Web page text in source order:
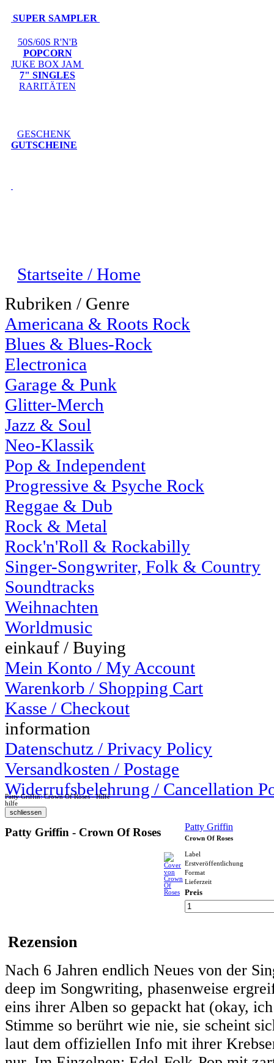
SUPER SAMPLER
50S/60S R'N'B
POPCORN
JUKE BOX JAM
7" SINGLES
RARITÄTEN
GESCHENK
GUTSCHEINE
Startseite / Home
Rubriken / Genre
Americana & Roots Rock
Blues & Blues-Rock
Electronica
Garage & Punk
Glitter-Merch
Jazz & Soul
Neo-Klassik
Pop & Independent
Progressive & Psyche Rock
Reggae & Dub
Rock & Metal
Rock'n'Roll & Rockabilly
Singer-Songwriter, Folk & Country
Soundtracks
Weihnachten
Worldmusic
einkauf / Buying
Mein Konto / My Account
Warenkorb / Shopping Cart
Kasse / Checkout
information
Datenschutz / Privacy Policy
Versandkosten / Postage
Widerrufsbelehrung / Cancellation
Patty Griffin: Crown Of Roses - Hilfe
hilfe
Patty Griffin - Crown Of Roses Patty Griffin
Crown Of Roses
Label
Erstveröffentlichung
Format
Lieferzeit
Preis
Rezension
Nach 6 Jahren endlich Neues von der
deep im Songwriting, phasenweise
eins ihrer Alben so gepackt hat (okay,
Stimme so berührt wie nie, sie scheint
laut dem offiziellen Info mit ihrer